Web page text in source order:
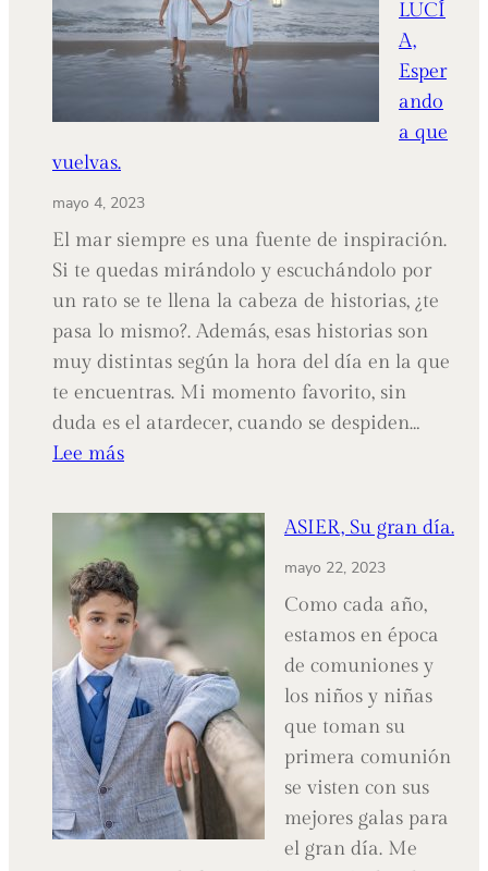
LUCÍ
A,
Esper
ando
a que
vuelvas.
mayo 4, 2023
El mar siempre es una fuente de inspiración.
Si te quedas mirándolo y escuchándolo por
un rato se te llena la cabeza de historias, ¿te
pasa lo mismo?. Además, esas historias son
muy distintas según la hora del día en la que
te encuentras. Mi momento favorito, sin
duda es el atardecer, cuando se despiden…
Lee más:
Y
LUCÍA,
Esperando
a
que
vuelvas.
ASIER, Su gran día.
mayo 22, 2023
Como cada año,
estamos en época
de comuniones y
los niños y niñas
que toman su
primera comunión
se visten con sus
mejores galas para
el gran día. Me